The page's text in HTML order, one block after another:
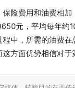
险费用和油费相
元，平均每年约
中，所需的油费
方面优势相信对于